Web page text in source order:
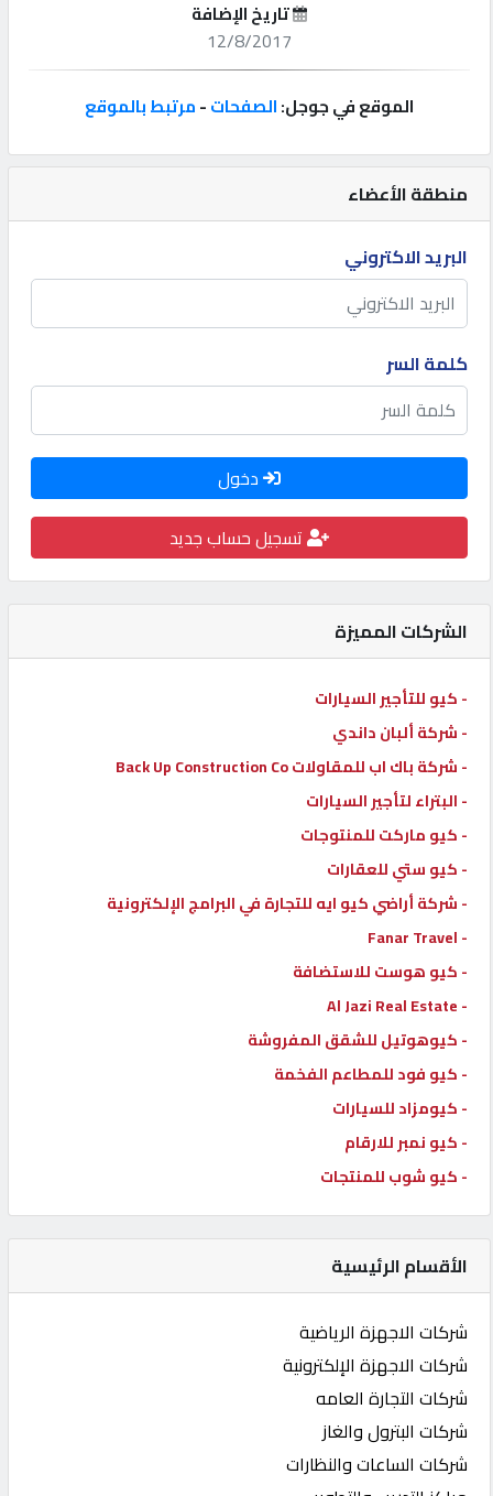
إتصل
إعلانات
المنتدى
كيو
مزاد
كيو
نمبر
كارز
كيو
ماركت
الدليل
القطري
POWERED
QHOST
منطقة الأعضاء
البريد الاكتروني
كلمة السر
دخول
تسجيل حساب جديد
الشركات المميزة
- كيو للتأجير السيارات
- شركة ألبان داندي
- شركة باك اب للمقاولات Back Up Construction Co
- البتراء لتأجير السيارات
- كيو ماركت للمنتوجات
- كيو ستي للعقارات
- شركة أراضي كيو ايه للتجارة في البرامج الإلكترونية
- Fanar Travel
- كيو هوست للاستضافة
- Al Jazi Real Estate
- كيوهوتيل للشقق المفروشة
- كيو فود للمطاعم الفخمة
- كيومزاد للسيارات
- كيو نمبر للارقام
- كيو شوب للمنتجات
الأقسام الرئيسية
شركات الاجهزة الرياضية
شركات الاجهزة الإلكترونية
شركات التجارة العامه
شركات البترول والغاز
شركات الساعات والنظارات
تاريخ الإضافة
12/8/2017
الموقع في جوجل:الصفحات-مرتبط بالموقع